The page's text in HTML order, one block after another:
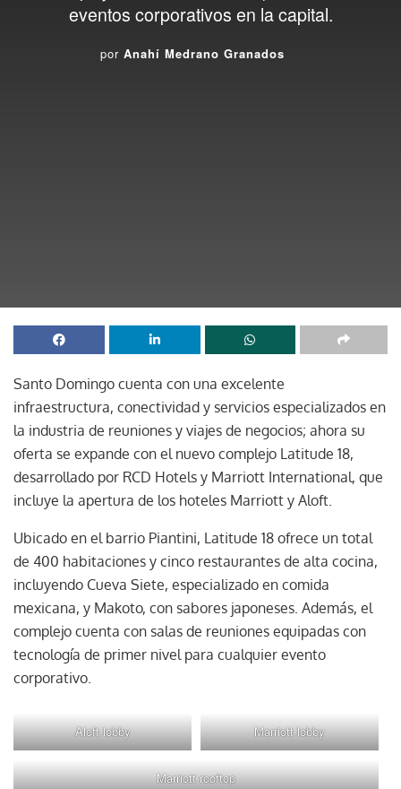
eventos corporativos en la capital.
por Anahí Medrano Granados
Santo Domingo cuenta con una excelente
infraestructura, conectividad y servicios especializados en
la industria de reuniones y viajes de negocios; ahora su
oferta se expande con el nuevo complejo Latitude 18,
desarrollado por RCD Hotels y Marriott International, que
incluye la apertura de los hoteles Marriott y Aloft.
Ubicado en el barrio Piantini, Latitude 18 ofrece un total
de 400 habitaciones y cinco restaurantes de alta cocina,
incluyendo Cueva Siete, especializado en comida
mexicana, y Makoto, con sabores japoneses. Además, el
complejo cuenta con salas de reuniones equipadas con
tecnología de primer nivel para cualquier evento
corporativo.
Aloft lobby Marriott lobby
Marriott rooftop